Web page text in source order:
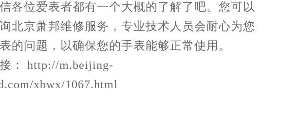
各位爱表者都有一个大概的了解了吧。您可以
北京萧邦维修服务，专业技术人员会耐心为您
的问题，以确保您的手表能够正常使用。
： http://m.beijing-
xbwx/1067.html